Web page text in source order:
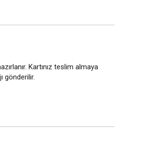
Kartınız teslim almaya
gönderilir.